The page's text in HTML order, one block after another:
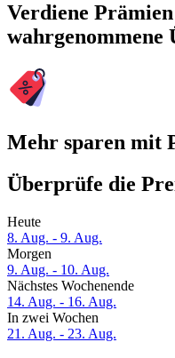
Verdiene
wahrgenommene
Mehr sparen mit
Überprüfe die
Heute
8. Aug. - 9. Aug.
Morgen
9. Aug. - 10. Aug.
Nächstes Wochenende
14. Aug. - 16. Aug.
In zwei Wochen
21. Aug. - 23. Aug.